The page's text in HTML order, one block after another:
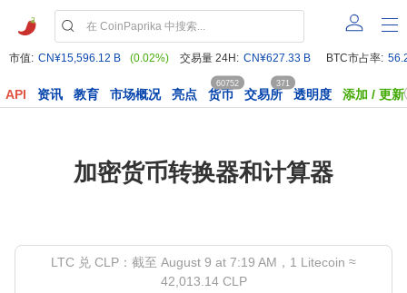
市值: CN¥15,596.12 B (0.02%) 交易量 24H: CN¥627.33 B BTC市占率:
API 资讯 教育 市场概况 亮点 货币
60752
交易所
371
透明度 添加 / 更新
加密货币转换器和计算器
LTC 兑 CLP：截至 August 9 at 7:19 AM，1 Litecoin ≈
42,013.14 CLP